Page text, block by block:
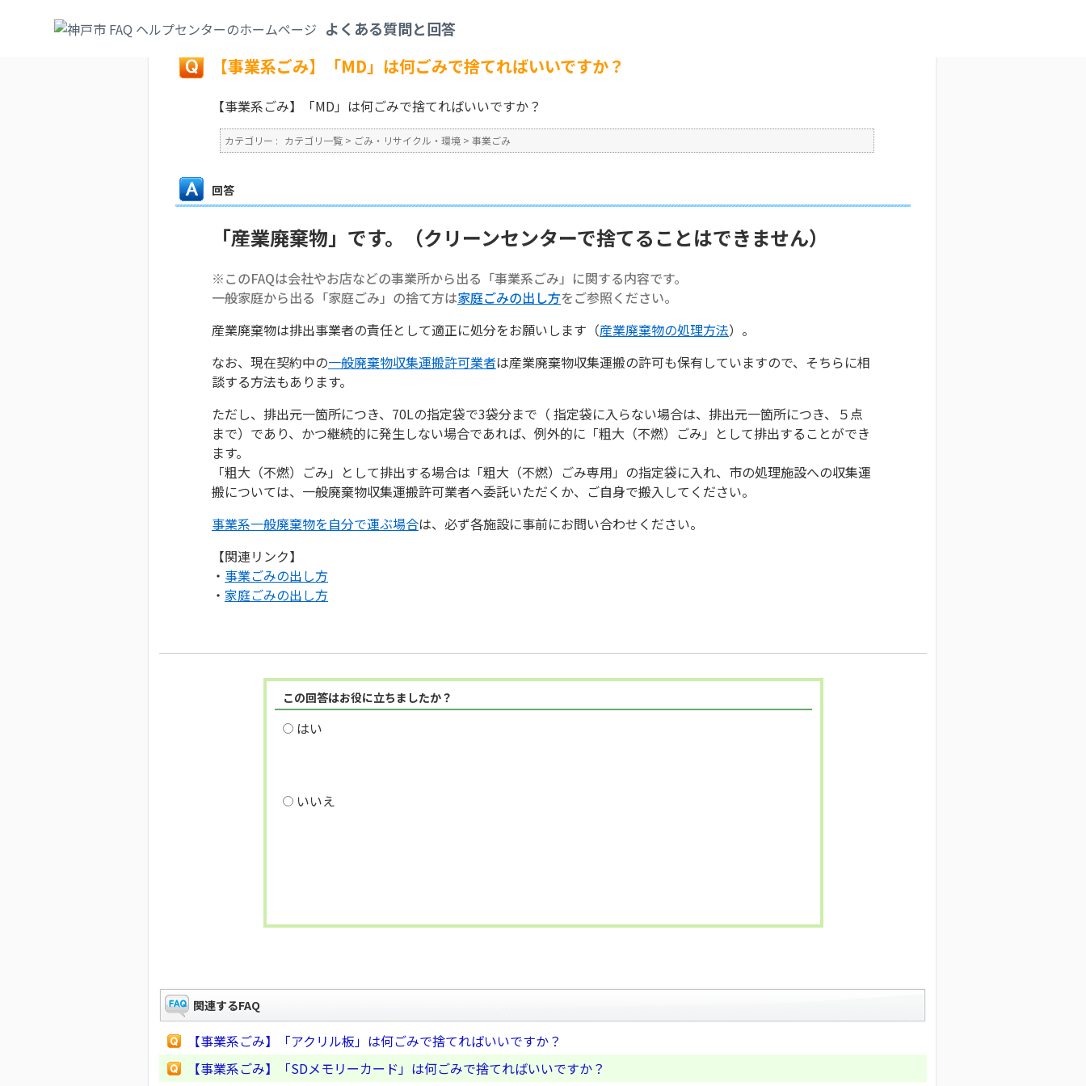
よくある質問と回答
戻る
【事業系ごみ】「MD」は何ごみで捨てればいいですか？
【事業系ごみ】「MD」は何ごみで捨てればいいですか？
カテゴリー : カテゴリ一覧 > ごみ・リサイクル・環境 > 事業ごみ
回答
「産業廃棄物」です。（クリーンセンターで捨てることはできません）
※このFAQは会社やお店などの事業所から出る「事業系ごみ」に関する内容です。
一般家庭から出る「家庭ごみ」の捨て方は家庭ごみの出し方をご参照ください。
産業廃棄物は排出事業者の責任として適正に処分をお願いします（産業廃棄物の処理方法）。
なお、現在契約中の一般廃棄物収集運搬許可業者は産業廃棄物収集運搬の許可も保有していますので、そちらに相
談する方法もあります。
ただし、排出元一箇所につき、70Lの指定袋で3袋分まで（ 指定袋に入らない場合は、排出元一箇所につき、５点
まで）であり、かつ継続的に発生しない場合であれば、例外的に「粗大（不燃）ごみ」として排出することができ
ます。
「粗大（不燃）ごみ」として排出する場合は「粗大（不燃）ごみ専用」の指定袋に入れ、市の処理施設への収集運
搬については、一般廃棄物収集運搬許可業者へ委託いただくか、ご自身で搬入してください。
事業系一般廃棄物を自分で運ぶ場合は、必ず各施設に事前にお問い合わせください。
【関連リンク】
・ 事業ごみの出し方
・ 家庭ごみの出し方
この回答はお役に立ちましたか？
はい
いいえ
関連するFAQ
【事業系ごみ】「アクリル板」は何ごみで捨てればいいですか？
【事業系ごみ】「SDメモリーカード」は何ごみで捨てればいいですか？